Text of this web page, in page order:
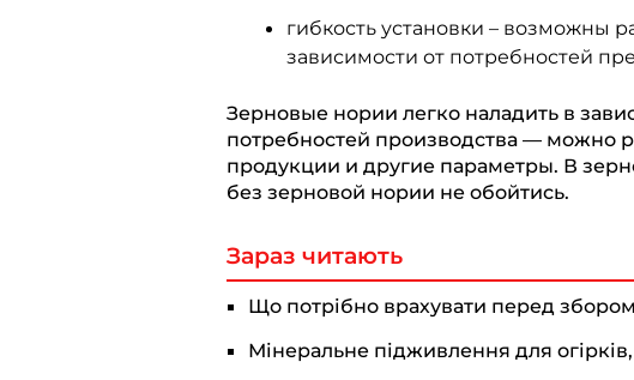
гибкость установки – возможны
зависимости от потребностей
Зерновые нории легко наладить в
потребностей производства — можно
продукции и другие параметры. В
без зерновой нории не обойтись.
Зараз читають
Що потрібно врахувати перед
Мінеральне підживлення для